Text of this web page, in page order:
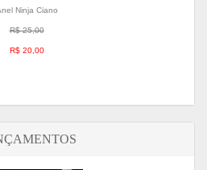
Ninja Ciano
R$ 25,00
R$ 20,00